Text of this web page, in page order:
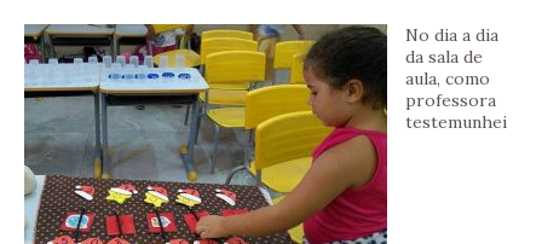
No dia a dia
da sala de
aula, como
professora
testemunhei